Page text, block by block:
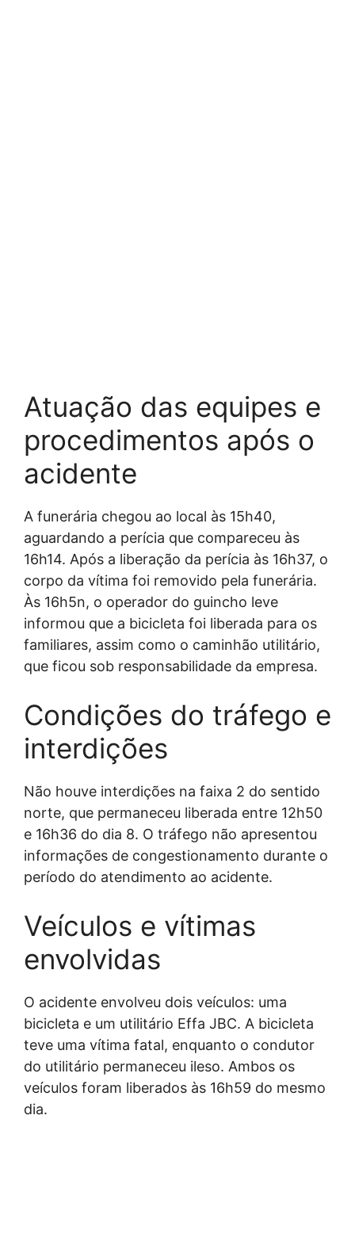
Atuação das equipes e
procedimentos após o
acidente
A funerária chegou ao local às 15h40,
aguardando a perícia que compareceu às
16h14. Após a liberação da perícia às 16h37, o
corpo da vítima foi removido pela funerária.
Às 16h5n, o operador do guincho leve
informou que a bicicleta foi liberada para os
familiares, assim como o caminhão utilitário,
que ficou sob responsabilidade da empresa.
Condições do tráfego e
interdições
Não houve interdições na faixa 2 do sentido
norte, que permaneceu liberada entre 12h50
e 16h36 do dia 8. O tráfego não apresentou
informações de congestionamento durante o
período do atendimento ao acidente.
Veículos e vítimas
envolvidas
O acidente envolveu dois veículos: uma
bicicleta e um utilitário Effa JBC. A bicicleta
teve uma vítima fatal, enquanto o condutor
do utilitário permaneceu ileso. Ambos os
veículos foram liberados às 16h59 do mesmo
dia.